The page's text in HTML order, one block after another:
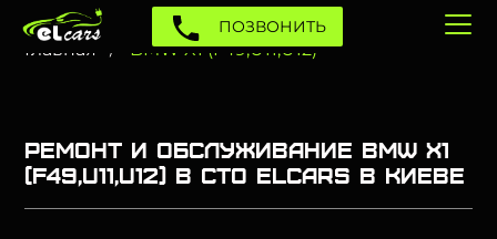
ПОЗВОНИТЬ
Главная BMW X1 (F49,U11,U12)
Ремонт и обслуживание BMW X1
(F49,U11,U12) в СТО Elcars в Киеве